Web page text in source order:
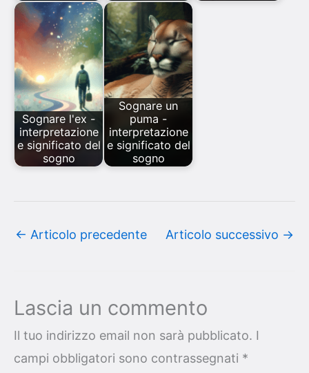
Sognare l'ex -
interpretazione
e significato del
sogno
Sognare un
puma -
interpretazione
e significato del
sogno
← Articolo precedente Articolo successivo →
Lascia un commento
Il tuo indirizzo email non sarà pubblicato. I
campi obbligatori sono contrassegnati *